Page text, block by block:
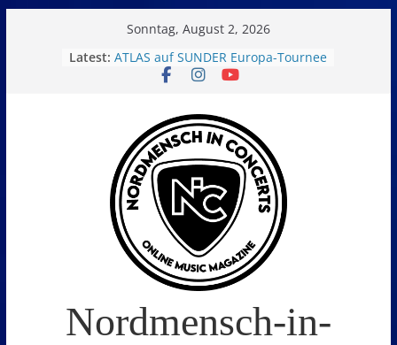
Sonntag, August 2, 2026
Latest: ATLAS auf SUNDER Europa-Tournee
Oelde Open Air 2026
Metal und Camping in
Freißenbüttel (Ausverkauft!)
FEED THE SICKNESS im Interview
I Prevail – Violent Nature Europe
Tour
Nordmensch-in-